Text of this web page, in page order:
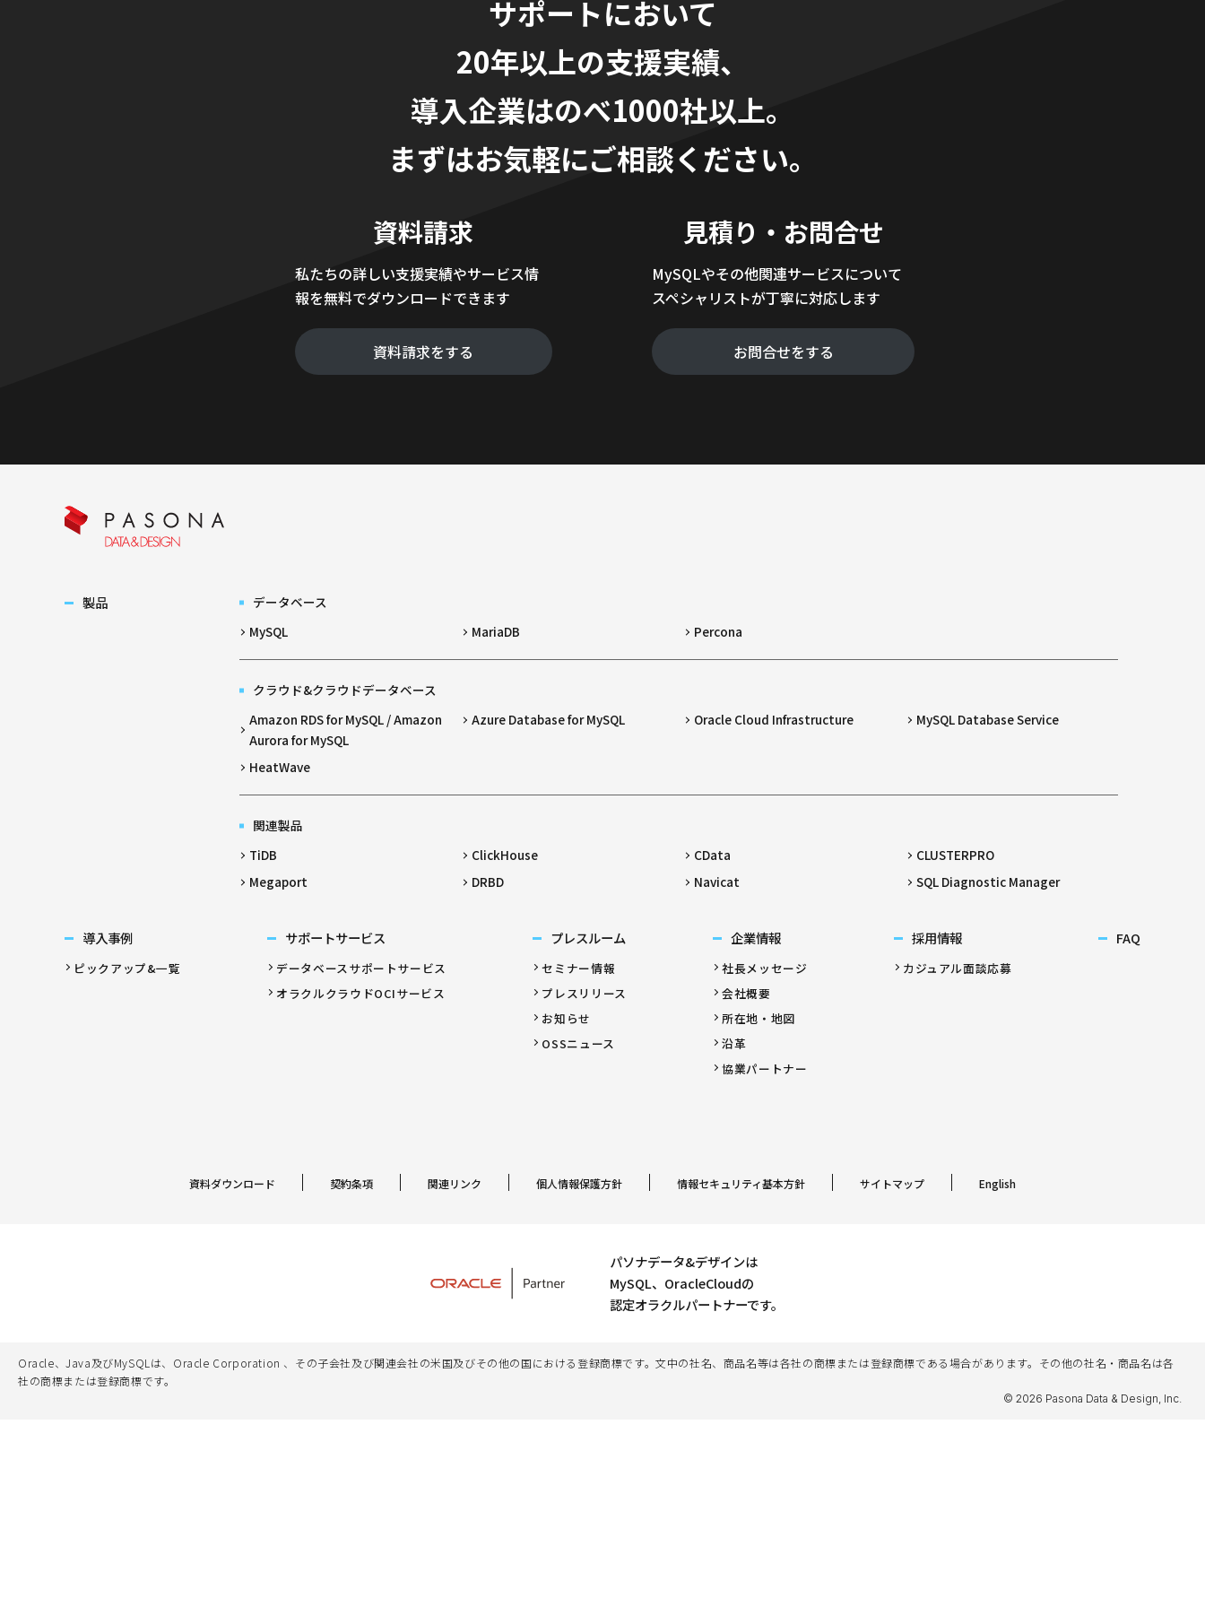
サポートにおいて
20年以上の支援実績、
導入企業はのべ1000社以上。
まずはお気軽にご相談ください。
資料請求
私たちの詳しい支援実績やサービス情
報を無料でダウンロードできます
資料請求をする
見積り・お問合せ
MySQLやその他関連サービスについて
スペシャリストが丁寧に対応します
お問合せをする
製品
データベース
MySQL
MariaDB Percona
クラウド&クラウドデータベース
Amazon RDS for MySQL / Amazon
Aurora for MySQL
Azure Database for MySQL Oracle Cloud Infrastructure MySQL Database Service
HeatWave
関連製品
TiDB
ClickHouse CData
CLUSTERPRO
Megaport
DRBD Navicat SQL Diagnostic Manager
導入事例
ピックアップ&一覧
サポートサービス
データベースサポートサービス
オラクルクラウドOCIサービス
プレスルーム
セミナー情報
プレスリリース
お知らせ
OSSニュース
企業情報
社長メッセージ
会社概要
所在地・地図
沿革
協業パートナー
採用情報
カジュアル面談応募
FAQ
資料ダウンロード 契約条項 関連リンク 個人情報保護方針 情報セキュリティ基本方針 サイトマップ English
パソナデータ&デザインは
MySQL、OracleCloudの
認定オラクルパートナーです。
Oracle、Java及びMySQLは、Oracle Corporation 、その子会社及び関連会社の米国及びその他の国における登録商標です。文中の社名、商品名等は各社の商標または登録商標である場合があります。その他の社名・商品名は各
社の商標または登録商標です。
© 2026 Pasona Data & Design, Inc.